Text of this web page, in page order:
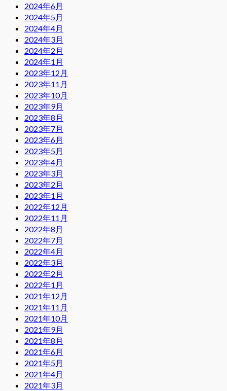
2024年6月
2024年5月
2024年4月
2024年3月
2024年2月
2024年1月
2023年12月
2023年11月
2023年10月
2023年9月
2023年8月
2023年7月
2023年6月
2023年5月
2023年4月
2023年3月
2023年2月
2023年1月
2022年12月
2022年11月
2022年8月
2022年7月
2022年4月
2022年3月
2022年2月
2022年1月
2021年12月
2021年11月
2021年10月
2021年9月
2021年8月
2021年6月
2021年5月
2021年4月
2021年3月